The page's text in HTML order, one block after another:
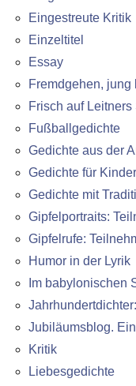
Eingestreute Kritik
Einzeltitel
Essay
Fremdgehen, jung
Frisch auf
Fußballgedichte
Gedichte aus der
Gedichte für Kinder
Gedichte mit
Gipfelportraits:
Gipfelrufe:
Humor in der Lyrik
Im babylonischen
Jubiläumsblog.
Kritik
Liebesgedichte